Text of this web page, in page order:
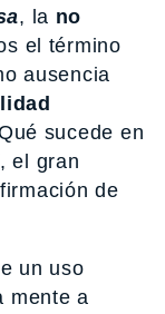
, la no
el término
ausencia
sucede en
, el gran
de
un uso
mente a